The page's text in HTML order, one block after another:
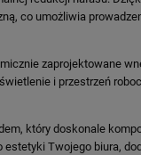
DO
co umożliwia
zaprojektowane
i przestrzeń
który doskonale
Twojego biura,